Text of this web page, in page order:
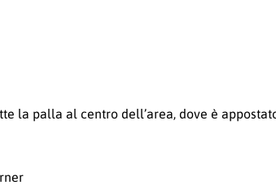
la palla al centro dell’area, dove è